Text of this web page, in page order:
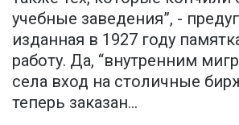
учебные заведения”, -
изданная в 1927 году
работу. Да, “внутренним
села вход на столичные
теперь заказан...